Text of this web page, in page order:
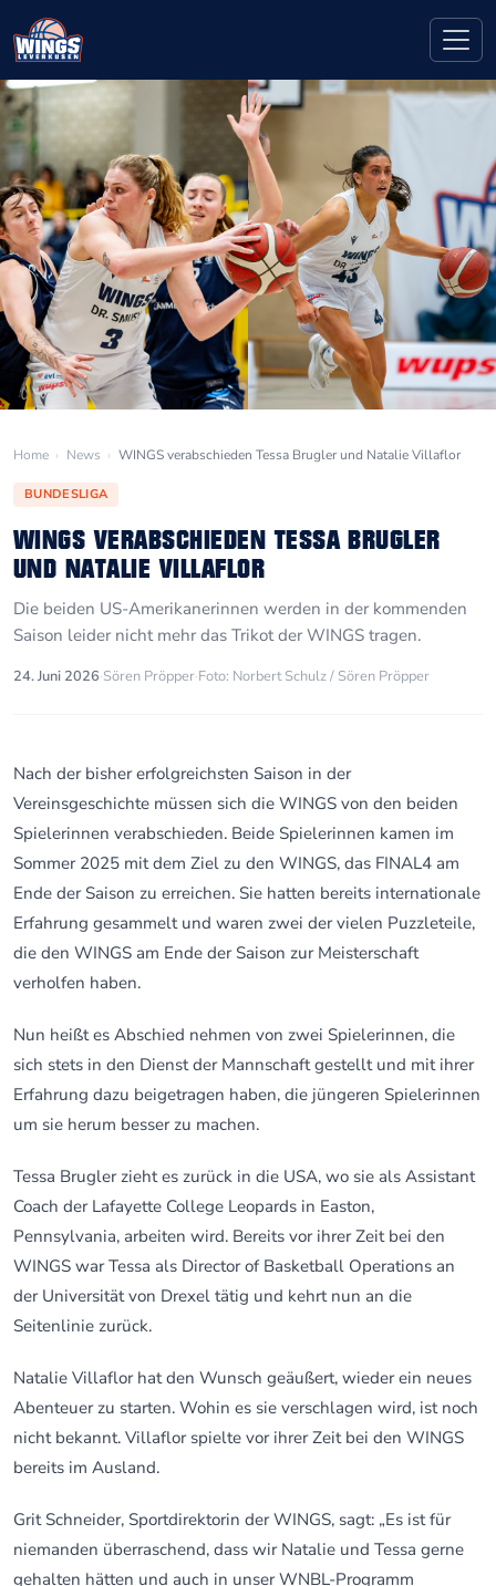
Home › News › WINGS verabschieden Tessa Brugler und Natalie Villaflor
BUNDESLIGA
WINGS VERABSCHIEDEN TESSA BRUGLER
UND NATALIE VILLAFLOR
Die beiden US-Amerikanerinnen werden in der kommenden
Saison leider nicht mehr das Trikot der WINGS tragen.
24. Juni 2026·Sören Pröpper·Foto: Norbert Schulz / Sören Pröpper
Nach der bisher erfolgreichsten Saison in der
Vereinsgeschichte müssen sich die WINGS von den beiden
Spielerinnen verabschieden. Beide Spielerinnen kamen im
Sommer 2025 mit dem Ziel zu den WINGS, das FINAL4 am
Ende der Saison zu erreichen. Sie hatten bereits internationale
Erfahrung gesammelt und waren zwei der vielen Puzzleteile,
die den WINGS am Ende der Saison zur Meisterschaft
verholfen haben.
Nun heißt es Abschied nehmen von zwei Spielerinnen, die
sich stets in den Dienst der Mannschaft gestellt und mit ihrer
Erfahrung dazu beigetragen haben, die jüngeren Spielerinnen
um sie herum besser zu machen.
Tessa Brugler zieht es zurück in die USA, wo sie als Assistant
Coach der Lafayette College Leopards in Easton,
Pennsylvania, arbeiten wird. Bereits vor ihrer Zeit bei den
WINGS war Tessa als Director of Basketball Operations an
der Universität von Drexel tätig und kehrt nun an die
Seitenlinie zurück.
Natalie Villaflor hat den Wunsch geäußert, wieder ein neues
Abenteuer zu starten. Wohin es sie verschlagen wird, ist noch
nicht bekannt. Villaflor spielte vor ihrer Zeit bei den WINGS
bereits im Ausland.
Grit Schneider, Sportdirektorin der WINGS, sagt: „Es ist für
niemanden überraschend, dass wir Natalie und Tessa gerne
gehalten hätten und auch in unser WNBL-Programm